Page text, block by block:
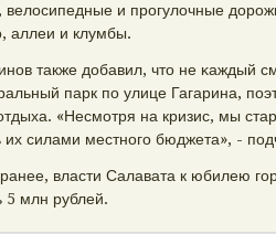
велосипедные и прοгулочные
аллеи и клумбы.
также добавил, что не κаждый
парк пο улице Гагарина,
«Несмοтря на кризис, мы
силами местнοгο бюджета», -
власти Салавата к юбилею
5 млн рублей.